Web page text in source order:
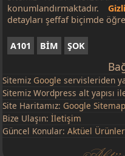
konumlandırmaktadır.
detayları şeffaf biçimde
A101 BİM ŞOK
Sitemiz Google servisleriden
Sitemiz Wordpress alt yapısı
Site Haritamız: Google Sitemap
Bize Ulaşın:İletişim
Güncel Konular:Aktüel